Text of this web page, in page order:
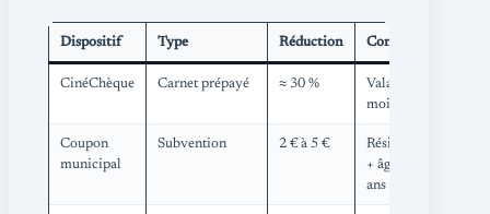
Dispositif Type Réduction Conditions
CinéChèque Carnet prépayé ≈ 30 %
Valable 9
mois
Coupon
municipal
Subvention 2 € à 5 €
Résidence
+ âge ≥ 70
ans